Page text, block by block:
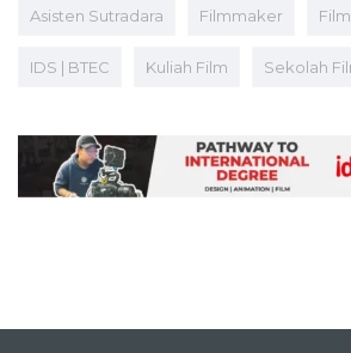
Asisten Sutradara Filmmaker
IDS | BTEC Kuliah Film Sekolah